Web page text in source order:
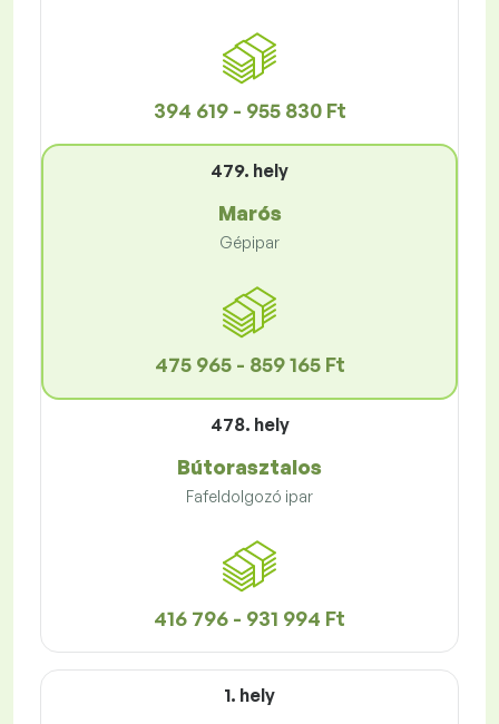
394 619 - 955 830 Ft
479. hely
Marós
Gépipar
475 965 - 859 165 Ft
478. hely
Bútorasztalos
Fafeldolgozó ipar
416 796 - 931 994 Ft
1. hely